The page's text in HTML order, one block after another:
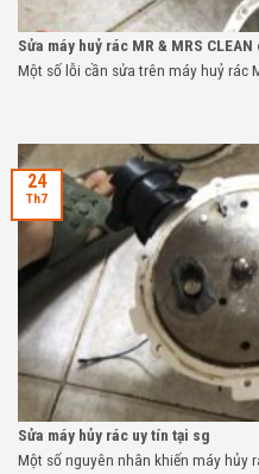
Sửa máy huỷ rác MR & MRS
Một số lỗi cần sửa trên máy huỷ rác
Sửa máy hủy rác uy tín tại sg
Một số nguyên nhân khiến máy hủy
24
Th7